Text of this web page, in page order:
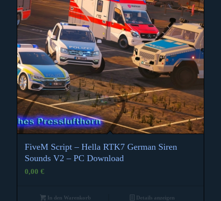
3.00
FiveM Script – Hella RTK7 German Siren
Sounds V2 – PC Download
0,00 €
In den Warenkorb Details anzeigen